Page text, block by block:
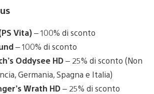
Vita)– 100% di sconto
– 100% di sconto
Oddysee HD– 25% di sconto (Non
Germania, Spagna e Italia)
Wrath HD– 25% di sconto